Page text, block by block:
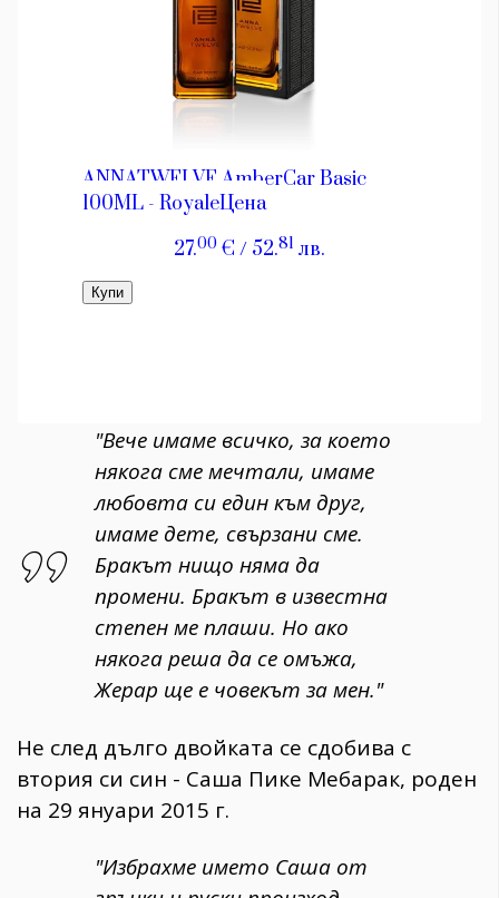
"Вече имаме всичко, за което
някога сме мечтали, имаме
любовта си един към друг,
имаме дете, свързани сме.
Бракът нищо няма да
промени. Бракът в известна
степен ме плаши. Но ако
някога реша да се омъжа,
Жерар ще е човекът за мен."
Не след дълго двойката се сдобива с
втория си син - Саша Пике Мебарак, роден
на 29 януари 2015 г.
"Избрахме името Саша от